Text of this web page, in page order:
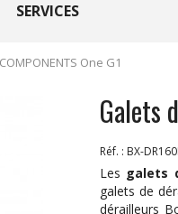
SERVICES
One G1
Galets
Réf. : BX-
Les galets
galets de
dérailleurs